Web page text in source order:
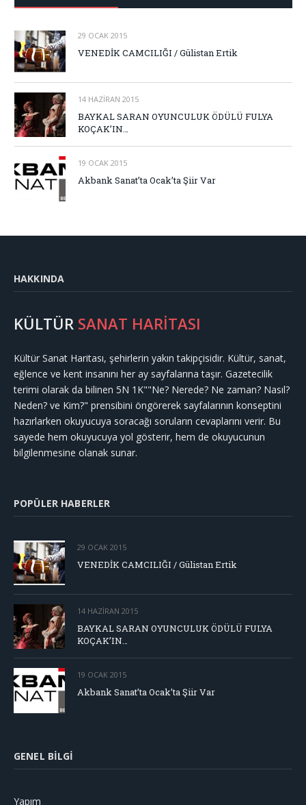
29 OCAK 2015
VENEDİK CAMCILIĞI / Gülistan Ertik
14 HAZIRAN 2015
BAYKAL SARAN OYUNCULUK ÖDÜLÜ FULYA
KOÇAK’IN…
19 OCAK 2015
Akbank Sanat’ta Ocak’ta Şiir Var
HAKKINDA
KÜLTÜR SANAT HARİTASI
Kültür Sanat Haritası, şehirlerin yakın takipçisidir. Kültür, sanat,
eğlence ve kent insanını her ay sayfalarına taşır. Gazetecilik
terimi olarak da bilinen 5N 1K""Ne? Nerede? Ne zaman? Nasıl?
Neden? ve Kim?" prensibini öngörerek sayfalarının konseptini
hazırlarken okuyucuya soracağı soruların cevaplarını verir. Bu
sayede hem okuyucuya yol gösterir, hem de okuyucunun
bilgilenmesine olanak sunar.
POPÜLER HABERLER
29 OCAK 2015
VENEDİK CAMCILIĞI / Gülistan Ertik
14 HAZIRAN 2015
BAYKAL SARAN OYUNCULUK ÖDÜLÜ FULYA
KOÇAK’IN…
19 OCAK 2015
Akbank Sanat’ta Ocak’ta Şiir Var
GENEL BILGI
Yapım